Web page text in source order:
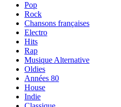
Pop
Rock
Chansons françaises
Electro
Hits
Rap
Musique Alternative
Oldies
Années 80
House
Indie